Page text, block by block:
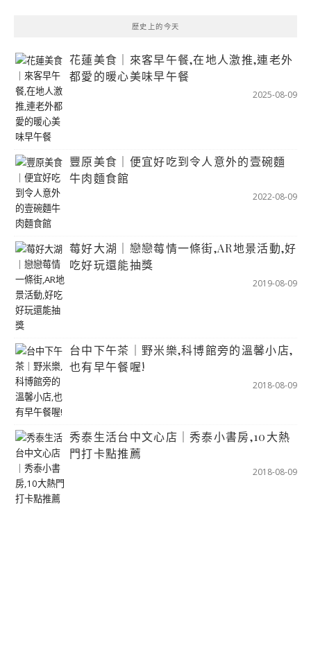
歷史上的今天
花蓮美食｜來客早午餐,在地人激推,連老外
都愛的暖心美味早午餐
2025-08-09
豐原美食｜便宜好吃到令人意外的壹碗麵
牛肉麵食館
2022-08-09
莓好大湖｜戀戀莓情一條街,AR地景活動,好
吃好玩還能抽獎
2019-08-09
台中下午茶｜野米樂,科博館旁的溫馨小店,
也有早午餐喔!
2018-08-09
秀泰生活台中文心店｜秀泰小書房,10大熱
門打卡點推薦
2018-08-09